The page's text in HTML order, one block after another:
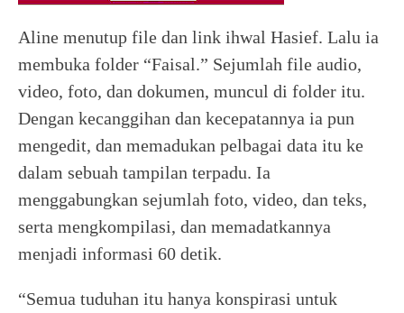
Aline menutup file dan link ihwal Hasief. Lalu ia
membuka folder “Faisal.” Sejumlah file audio,
video, foto, dan dokumen, muncul di folder itu.
Dengan kecanggihan dan kecepatannya ia pun
mengedit, dan memadukan pelbagai data itu ke
dalam sebuah tampilan terpadu. Ia
menggabungkan sejumlah foto, video, dan teks,
serta mengkompilasi, dan memadatkannya
menjadi informasi 60 detik.
“Semua tuduhan itu hanya konspirasi untuk